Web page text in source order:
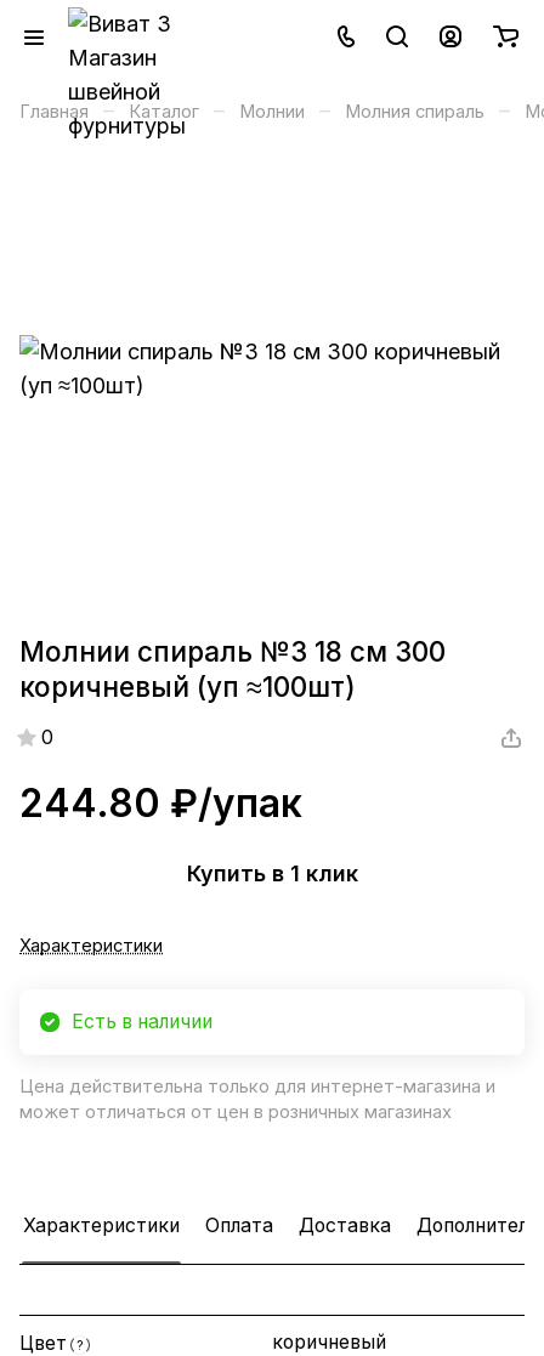
Главная – Каталог – Молнии – Молния спираль –
Молнии спираль №3 18 см 300
коричневый (уп ≈100шт)
0
244.80 ₽/упак
Купить в 1 клик
Характеристики
Есть в наличии
Цена действительна только для интернет-магазина и
может отличаться от цен в розничных магазинах
Характеристики Оплата Доставка
Цвет ? коричневый